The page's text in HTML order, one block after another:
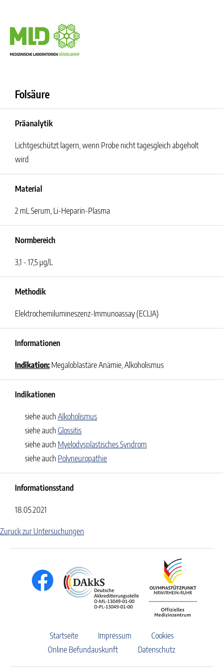
Folsäure
Präanalytik
Lichtgeschützt lagern, wenn Probe nicht tagesgleich abgeholt
wird
Material
2 mL Serum, Li-Heparin-Plasma
Normbereich
3,1 - 17,5 µg/L
Methodik
Elektrochemilumineszenz-Immunoassay (ECLIA)
Informationen
Indikation: Megaloblastäre Anämie, Alkoholismus
Indikationen
siehe auch Alkoholismus
siehe auch Glossitis
siehe auch Myelodysplastisches Syndrom
siehe auch Polyneuropathie
Informationsstand
18.05.2021
Zuruck zur Untersuchungen
Startseite Impressum
Cookies
Online Befundauskunft
Datenschutz